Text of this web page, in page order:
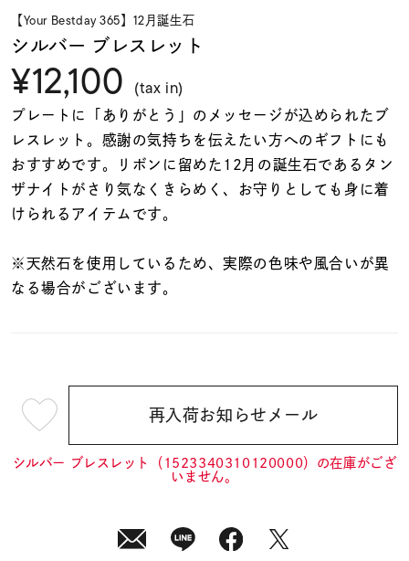
ファッションテイス
ト
着用シーン
コレクション
リングサイズ
価格 ¥0
【Your Bestday 365】12月誕生石
シルバー ブレスレット
¥12,100 (tax in)
プレートに「ありがとう」のメッセージが込められたブ
レスレット。感謝の気持ちを伝えたい方へのギフトにも
おすすめです。リボンに留めた12月の誕生石であるタン
ザナイトがさり気なくきらめく、お守りとしても身に着
けられるアイテムです。
※天然石を使用しているため、実際の色味や風合いが異
なる場合がございます。
¥12,100 (tax
in)
再入荷お知らせメール
シルバー ブレスレット（1523340310120000）の在庫がござ
いません。